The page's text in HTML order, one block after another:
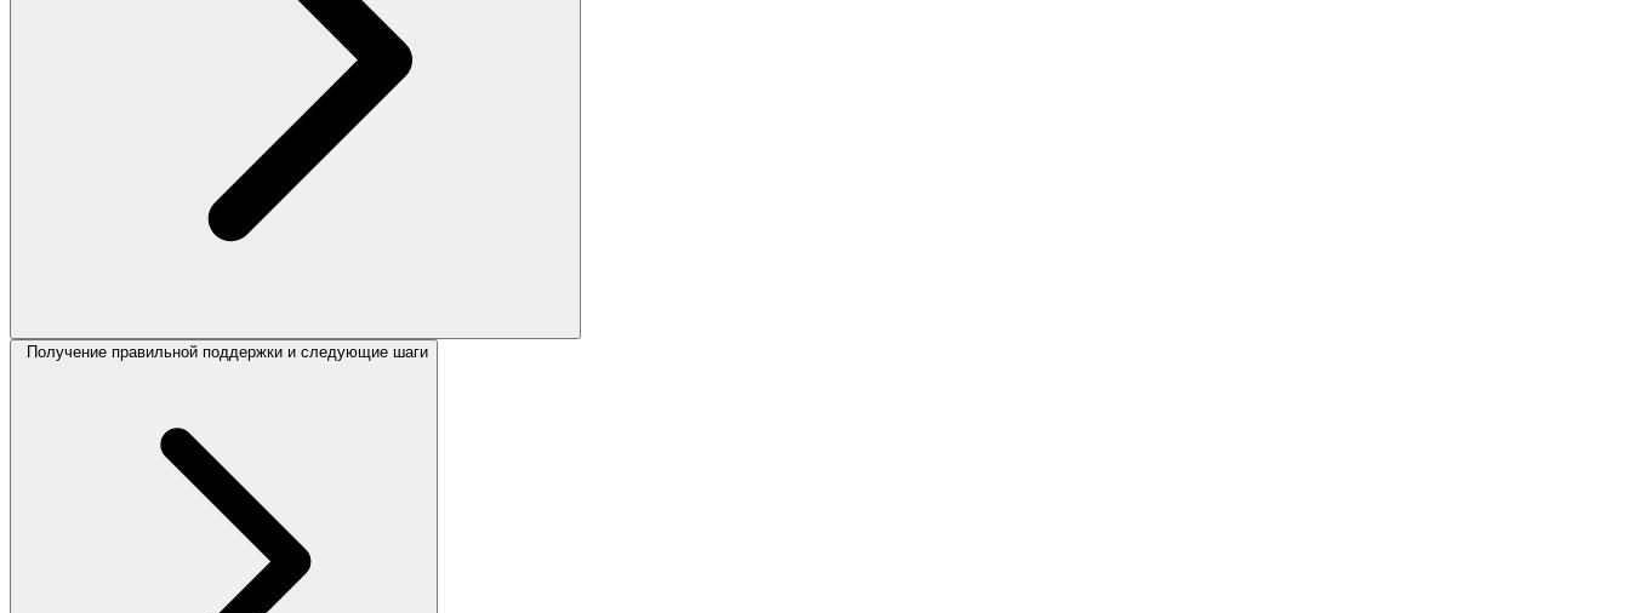
Получение правильной поддержки и следующие шаги